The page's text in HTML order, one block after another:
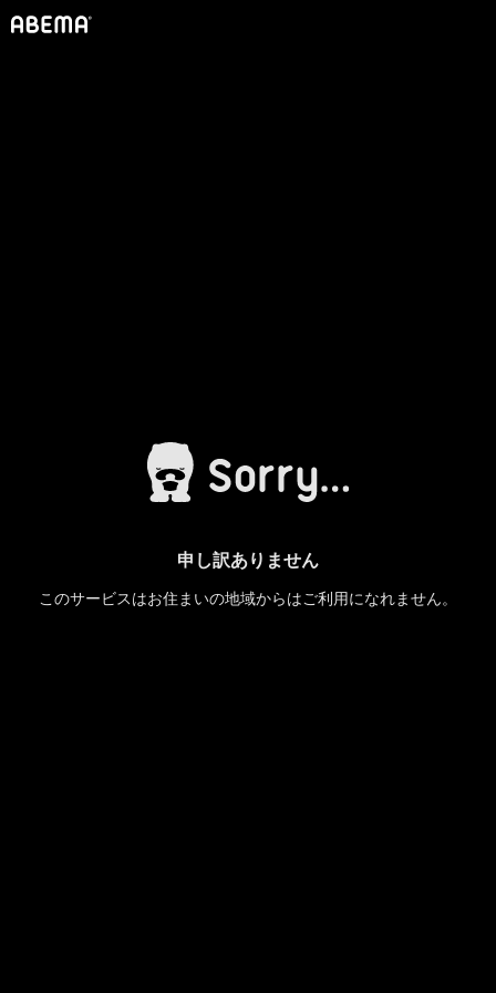
申し訳ありません
このサービスはお住まいの地域からはご利用になれません。